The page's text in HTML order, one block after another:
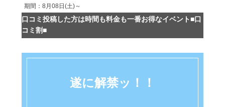
期間：8月08日(土)～
口コミ投稿した方は時間も料金も一番お得なイベント■口
コミ割■
遂に解禁ッ！！